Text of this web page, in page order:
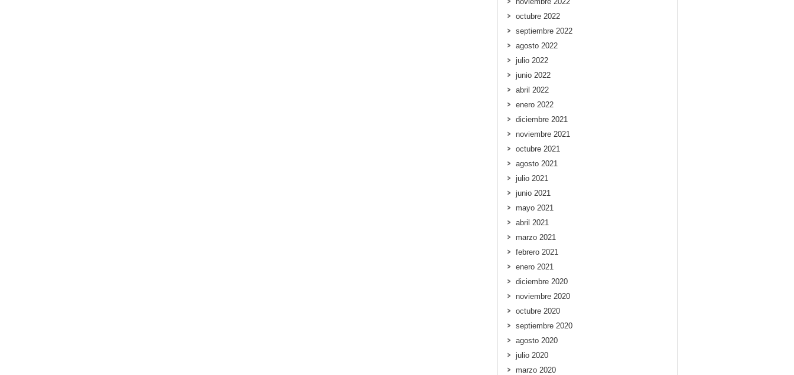
octubre 2022
septiembre 2022
agosto 2022
julio 2022
junio 2022
abril 2022
enero 2022
diciembre 2021
noviembre 2021
octubre 2021
agosto 2021
julio 2021
junio 2021
mayo 2021
abril 2021
marzo 2021
febrero 2021
enero 2021
diciembre 2020
noviembre 2020
octubre 2020
septiembre 2020
agosto 2020
julio 2020
marzo 2020